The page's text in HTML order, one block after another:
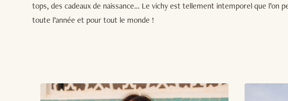
tops, des cadeaux de naissance… Le vichy est tellement intemporel que l’on
toute l’année et pour tout le monde !